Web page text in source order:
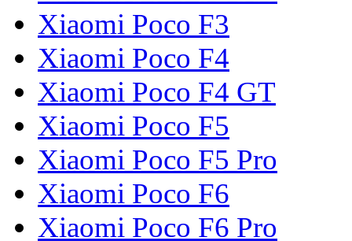
Xiaomi Poco F3
Xiaomi Poco F4
Xiaomi Poco F4 GT
Xiaomi Poco F5
Xiaomi Poco F5 Pro
Xiaomi Poco F6
Xiaomi Poco F6 Pro